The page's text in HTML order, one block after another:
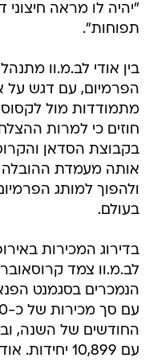
"יהיה לו מראה חיצוני
תפוחות".
בין אודי לב.מ.וו
הפרמיום, עם דגש
מתמודדות מול לקסוס
חוזים כי למרות
בקבוצת הסדאן
ולהפוך למותג
בעולם.
לב.מ.וו צמד